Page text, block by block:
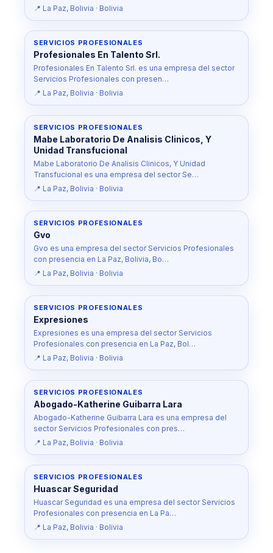
📍 La Paz, Bolivia · Bolivia
SERVICIOS PROFESIONALES
Profesionales En Talento Srl.
Profesionales En Talento Srl. es una empresa del sector
Servicios Profesionales con presen…
📍 La Paz, Bolivia · Bolivia
SERVICIOS PROFESIONALES
Mabe Laboratorio De Analisis Clinicos, Y
Unidad Transfucional
Mabe Laboratorio De Analisis Clinicos, Y Unidad
Transfucional es una empresa del sector Se…
📍 La Paz, Bolivia · Bolivia
SERVICIOS PROFESIONALES
Gvo
Gvo es una empresa del sector Servicios Profesionales
con presencia en La Paz, Bolivia, Bo…
📍 La Paz, Bolivia · Bolivia
SERVICIOS PROFESIONALES
Expresiones
Expresiones es una empresa del sector Servicios
Profesionales con presencia en La Paz, Bol…
📍 La Paz, Bolivia · Bolivia
SERVICIOS PROFESIONALES
Abogado-Katherine Guibarra Lara
Abogado-Katherine Guibarra Lara es una empresa del
sector Servicios Profesionales con pres…
📍 La Paz, Bolivia · Bolivia
SERVICIOS PROFESIONALES
Huascar Seguridad
Huascar Seguridad es una empresa del sector Servicios
Profesionales con presencia en La Pa…
📍 La Paz, Bolivia · Bolivia